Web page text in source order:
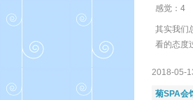
感觉：4
其实我们
看的态度
2018-05-
菊SPA会